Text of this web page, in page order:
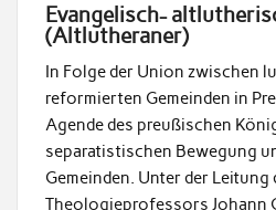
Evangelisch-
(Altlutheraner)
In Folge der Union zwischen
reformierten Gemeinden in
Agende des preußischen
separatistischen Bewegung
Gemeinden. Unter der Leitung
Theologieprofessors Johann